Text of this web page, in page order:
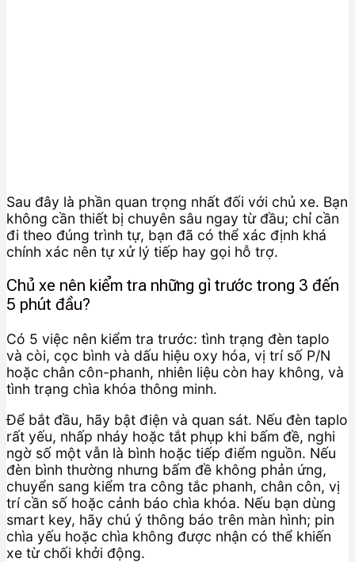
Sau đây là phần quan trọng nhất đối với chủ xe. Bạn
không cần thiết bị chuyên sâu ngay từ đầu; chỉ cần
đi theo đúng trình tự, bạn đã có thể xác định khá
chính xác nên tự xử lý tiếp hay gọi hỗ trợ.
Chủ xe nên kiểm tra những gì trước trong 3 đến
5 phút đầu?
Có 5 việc nên kiểm tra trước: tình trạng đèn taplo
và còi, cọc bình và dấu hiệu oxy hóa, vị trí số P/N
hoặc chân côn-phanh, nhiên liệu còn hay không, và
tình trạng chìa khóa thông minh.
Để bắt đầu, hãy bật điện và quan sát. Nếu đèn taplo
rất yếu, nhấp nháy hoặc tắt phụp khi bấm đề, nghi
ngờ số một vẫn là bình hoặc tiếp điểm nguồn. Nếu
đèn bình thường nhưng bấm đề không phản ứng,
chuyển sang kiểm tra công tắc phanh, chân côn, vị
trí cần số hoặc cảnh báo chìa khóa. Nếu bạn dùng
smart key, hãy chú ý thông báo trên màn hình; pin
chìa yếu hoặc chìa không được nhận có thể khiến
xe từ chối khởi động.